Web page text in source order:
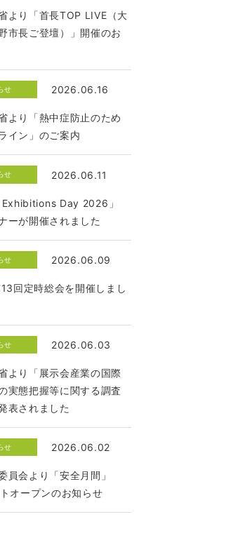
より「首長TOP LIVE（大
市長ご登壇）」開催のお
せ 2026.06.16
より「熱中症防止のため
イン」のご案内
せ 2026.06.11
Exhibitions Day 2026」
ーが開催されました
せ 2026.06.09
回定時総会を開催しまし
せ 2026.06.03
より「展示会産業の国際
実態把握等に関する調査
表されました
せ 2026.06.02
員会より「安全月間」
オープンのお知らせ